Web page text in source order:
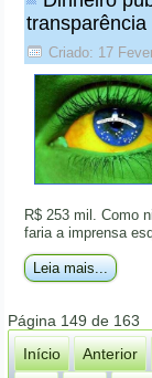
transparência
Criado: 17
R$ 253 mil. Como
faria a imprensa
Leia mais...
Página 149 de 163
Início
Anterior